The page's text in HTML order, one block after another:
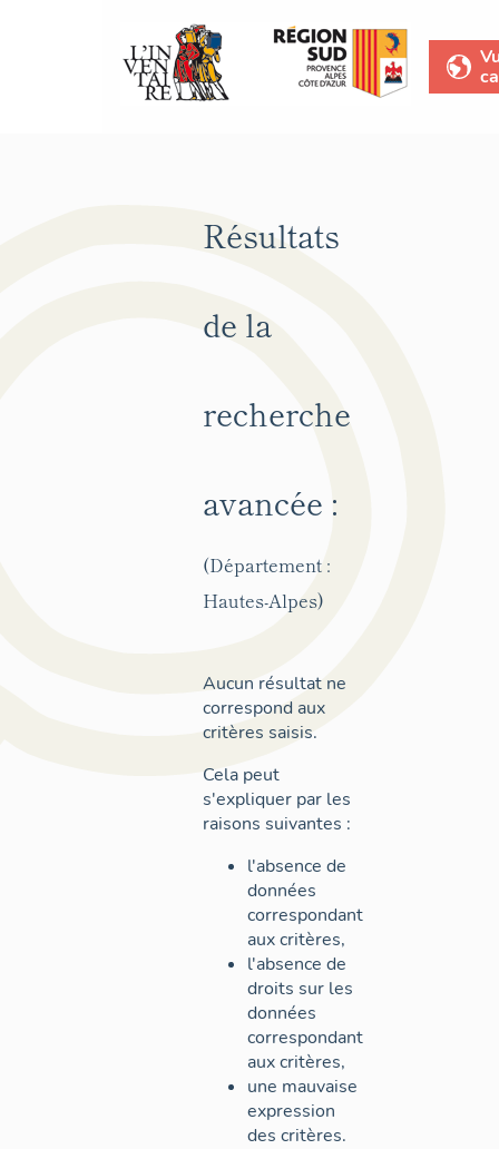
Résultats
de la
recherche
avancée :
(Département :
Hautes-Alpes)
Aucun résultat ne
correspond aux
critères saisis.
Cela peut
s'expliquer par les
raisons suivantes :
l'absence de
données
correspondant
aux critères,
l'absence de
droits sur les
données
correspondant
aux critères,
une mauvaise
expression
des critères.